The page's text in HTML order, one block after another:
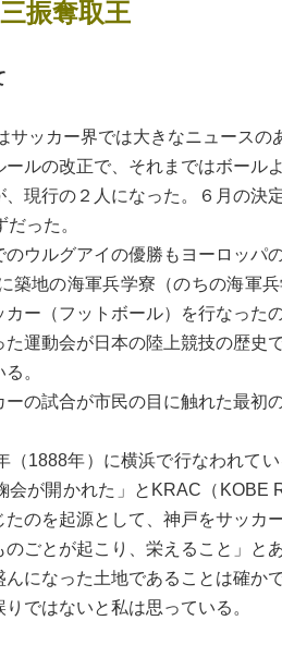
振奪取王
ッカー界では大きなニュースの
ルの改正で、それまではボール
現行の２人になった。６月の決
った。
ウルグアイの優勝もヨーロッパ
築地の海軍兵学寮（のちの海軍
ー（フットボール）を行なった
運動会が日本の陸上競技の歴史
。
の試合が市民の目に触れた最初
1888年）に横浜で行なわれて
会が開かれた」とKRAC（KOBE
のを起源として、神戸をサッカ
ごとが起こり、栄えること」と
になった土地であることは確か
ではないと私は思っている。